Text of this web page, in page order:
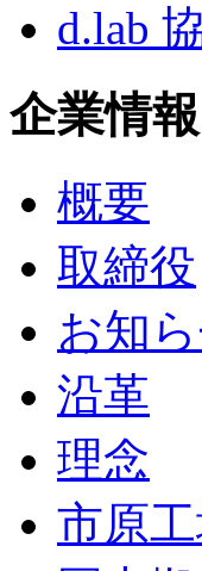
d.lab
企業情報
概要
取締役
お知
沿革
理念
市原